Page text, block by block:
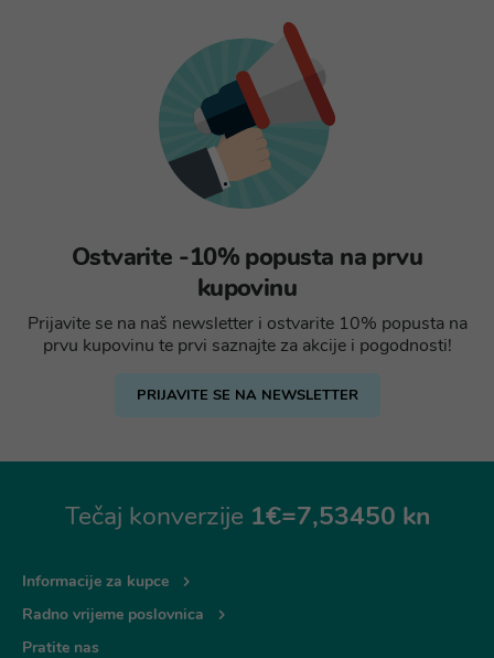
Ostvarite -10% popusta na prvu
kupovinu
Prijavite se na naš newsletter i ostvarite 10% popusta na
prvu kupovinu te prvi saznajte za akcije i pogodnosti!
PRIJAVITE SE NA NEWSLETTER
Tečaj konverzije 1€=7,53450 kn
Informacije za kupce
Radno vrijeme poslovnica
Pratite nas